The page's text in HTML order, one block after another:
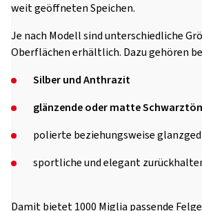
weit geöffneten Speichen.
Je nach Modell sind unterschiedliche
Oberflächen erhältlich. Dazu gehören
Silber und Anthrazit
glänzende oder matte
polierte beziehungsweise
sportliche und elegant
Damit bietet 1000 Miglia passende